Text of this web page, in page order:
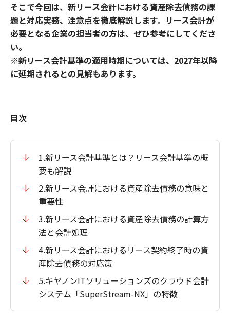
そこで今回は、新リース会計における資産除去債務の課
題と対応実務、注意点を徹底解説します。リース会計が
必要となる企業の担当者の方は、ぜひ参考にしてくださ
い。
※新リース会計基準の適用時期については、2027年以降
に延期されるとの見解もあります。
目次
1.新リース会計基準とは？リース会計基準の概
要も解説
2.新リース会計における資産除去債務の意味と
重要性
3.新リース会計における資産除去債務の計算方
法と会計処理
4.新リース会計におけるリース契約終了時の資
産除去債務の対応策
5.キヤノンITソリューションズのクラウド会計
システム「SuperStream-NX」の特徴